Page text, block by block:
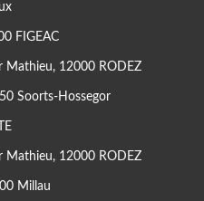
FIGEAC
Mathieu, 12000 RODEZ
Soorts-Hossegor
Mathieu, 12000 RODEZ
Millau